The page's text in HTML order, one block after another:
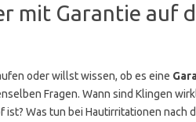
mit Garantie auf
oder willst wissen, ob es eine
Fragen. Wann sind Klingen
Was tun bei Hautirritationen nach